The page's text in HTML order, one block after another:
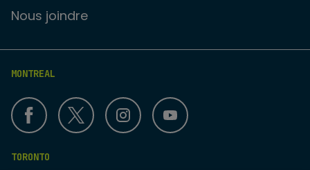
Nous joindre
MONTREAL
TORONTO